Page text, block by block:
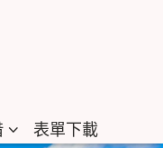
表單下載